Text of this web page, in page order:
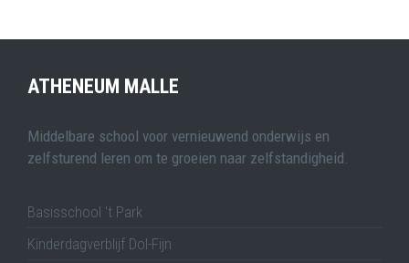
ATHENEUM MALLE
Middelbare school voor vernieuwend onderwijs en
zelfsturend leren om te groeien naar zelfstandigheid.
Basisschool 't Park
Kinderdagverblijf Dol-Fijn